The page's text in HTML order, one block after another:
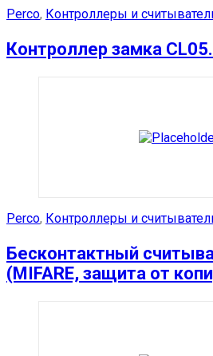
Perco, Контроллеры и
Контроллер замка
Perco, Контроллеры и
Бесконтактный
(MIFARE, защита от